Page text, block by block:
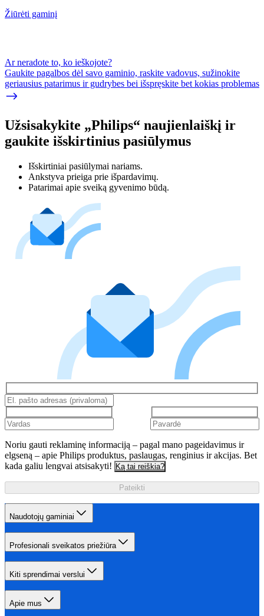
Žiūrėti gaminį
Ar neradote to, ko ieškojote?
Gaukite pagalbos dėl savo gaminio, raskite vadovus, sužinokite
geriausius patarimus ir gudrybes bei išspręskite bet kokias problemas
Užsisakykite „Philips“ naujienlaiškį ir
gaukite išskirtinius pasiūlymus
Išskirtiniai pasiūlymai nariams.
Ankstyva prieiga prie išpardavimų.
Patarimai apie sveiką gyvenimo būdą.
Noriu gauti reklaminę informaciją – pagal mano pageidavimus ir
elgseną – apie Philips produktus, paslaugas, renginius ir akcijas. Bet
kada galiu lengvai atsisakyti! Ką tai reiškia?
Pateikti
Naudotojų gaminiai
Profesionali sveikatos priežiūra
Kiti sprendimai verslui
Apie mus